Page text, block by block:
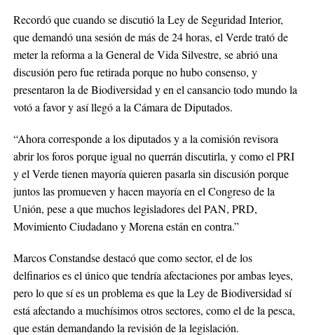
Recordó que cuando se discutió la Ley de Seguridad Interior,
que demandó una sesión de más de 24 horas, el Verde trató de
meter la reforma a la General de Vida Silvestre, se abrió una
discusión pero fue retirada porque no hubo consenso, y
presentaron la de Biodiversidad y en el cansancio todo mundo la
votó a favor y así llegó a la Cámara de Diputados.
“Ahora corresponde a los diputados y a la comisión revisora
abrir los foros porque igual no querrán discutirla, y como el PRI
y el Verde tienen mayoría quieren pasarla sin discusión porque
juntos las promueven y hacen mayoría en el Congreso de la
Unión, pese a que muchos legisladores del PAN, PRD,
Movimiento Ciudadano y Morena están en contra.”
Marcos Constandse destacó que como sector, el de los
delfinarios es el único que tendría afectaciones por ambas leyes,
pero lo que sí es un problema es que la Ley de Biodiversidad sí
está afectando a muchísimos otros sectores, como el de la pesca,
que están demandando la revisión de la legislación.